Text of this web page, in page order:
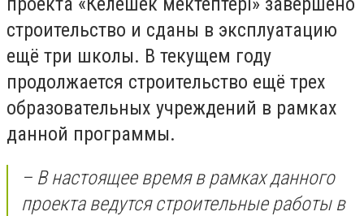
строительство и сданы в эксплуатацию
ещё три школы. В текущем году
продолжается строительство ещё трех
образовательных учреждений в рамках
данной программы.
– В настоящее время в рамках данного
проекта ведутся строительные работы в